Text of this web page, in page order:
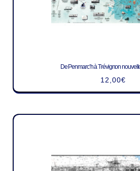
De Penmarc’h à Trévignon
12,00€